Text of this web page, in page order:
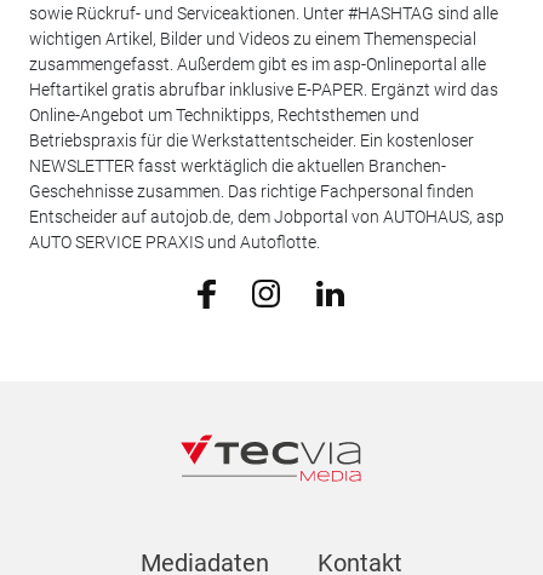
sowie Rückruf- und Serviceaktionen. Unter #HASHTAG sind alle
wichtigen Artikel, Bilder und Videos zu einem Themenspecial
zusammengefasst. Außerdem gibt es im asp-Onlineportal alle
Heftartikel gratis abrufbar inklusive E-PAPER. Ergänzt wird das
Online-Angebot um Techniktipps, Rechtsthemen und
Betriebspraxis für die Werkstattentscheider. Ein kostenloser
NEWSLETTER fasst werktäglich die aktuellen Branchen-
Geschehnisse zusammen. Das richtige Fachpersonal finden
Entscheider auf autojob.de, dem Jobportal von AUTOHAUS, asp
AUTO SERVICE PRAXIS und Autoflotte.
Mediadaten Kontakt